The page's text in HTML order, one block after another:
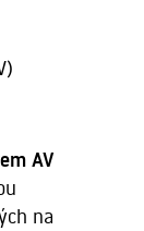
AV
na